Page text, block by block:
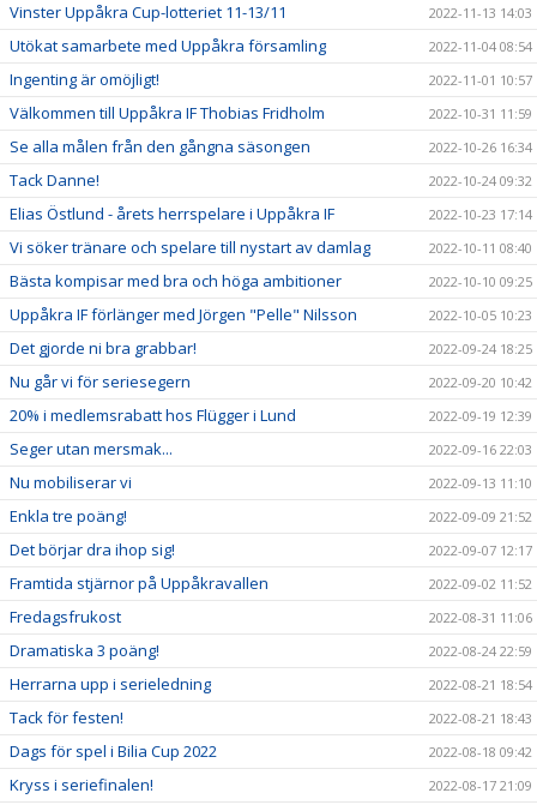
Vinster Uppåkra Cup-lotteriet 11-13/11 2022-11-13 14:03
Utökat samarbete med Uppåkra församling 2022-11-04 08:54
Ingenting är omöjligt! 2022-11-01 10:57
Välkommen till Uppåkra IF Thobias Fridholm 2022-10-31 11:59
Se alla målen från den gångna säsongen 2022-10-26 16:34
Tack Danne! 2022-10-24 09:32
Elias Östlund - årets herrspelare i Uppåkra IF 2022-10-23 17:14
Vi söker tränare och spelare till nystart av damlag 2022-10-11 08:40
Bästa kompisar med bra och höga ambitioner 2022-10-10 09:25
Uppåkra IF förlänger med Jörgen "Pelle" Nilsson 2022-10-05 10:23
Det gjorde ni bra grabbar! 2022-09-24 18:25
Nu går vi för seriesegern 2022-09-20 10:42
20% i medlemsrabatt hos Flügger i Lund 2022-09-19 12:39
Seger utan mersmak... 2022-09-16 22:03
Nu mobiliserar vi 2022-09-13 11:10
Enkla tre poäng! 2022-09-09 21:52
Det börjar dra ihop sig! 2022-09-07 12:17
Framtida stjärnor på Uppåkravallen 2022-09-02 11:52
Fredagsfrukost 2022-08-31 11:06
Dramatiska 3 poäng! 2022-08-24 22:59
Herrarna upp i serieledning 2022-08-21 18:54
Tack för festen! 2022-08-21 18:43
Dags för spel i Bilia Cup 2022 2022-08-18 09:42
Kryss i seriefinalen! 2022-08-17 21:09